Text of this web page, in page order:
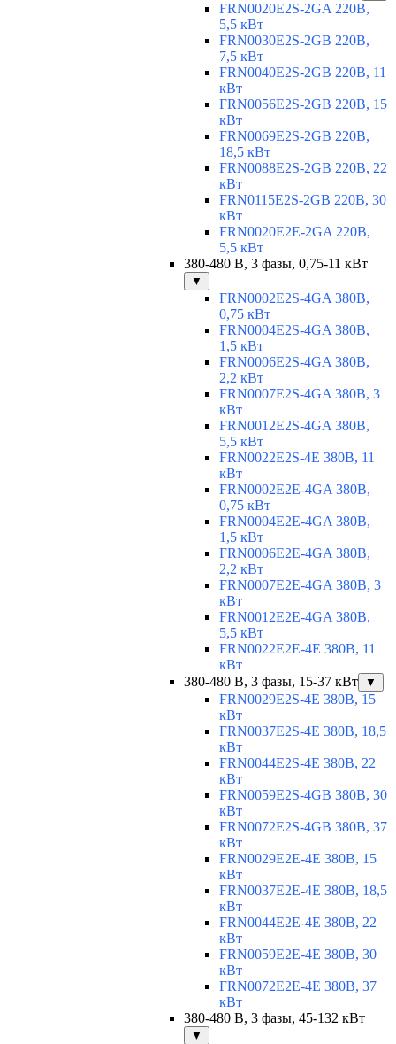
FRN0020E2S-2GA 220В,
5,5 кВт
FRN0030E2S-2GB 220В,
7,5 кВт
FRN0040E2S-2GB 220В, 11
кВт
FRN0056E2S-2GB 220В, 15
кВт
FRN0069E2S-2GB 220В,
18,5 кВт
FRN0088E2S-2GB 220В, 22
кВт
FRN0115E2S-2GB 220В, 30
кВт
FRN0020E2E-2GA 220В,
5,5 кВт
380-480 В, 3 фазы, 0,75-11 кВт
▼
FRN0002E2S-4GA 380В,
0,75 кВт
FRN0004E2S-4GA 380В,
1,5 кВт
FRN0006E2S-4GA 380В,
2,2 кВт
FRN0007E2S-4GA 380В, 3
кВт
FRN0012E2S-4GA 380В,
5,5 кВт
FRN0022E2S-4E 380В, 11
кВт
FRN0002E2E-4GA 380В,
0,75 кВт
FRN0004E2E-4GA 380В,
1,5 кВт
FRN0006E2E-4GA 380В,
2,2 кВт
FRN0007E2E-4GA 380В, 3
кВт
FRN0012E2E-4GA 380В,
5,5 кВт
FRN0022E2E-4E 380В, 11
кВт
380-480 В, 3 фазы, 15-37 кВт
▼
FRN0029E2S-4E 380В, 15
кВт
FRN0037E2S-4E 380В, 18,5
кВт
FRN0044E2S-4E 380В, 22
кВт
FRN0059E2S-4GB 380В, 30
кВт
FRN0072E2S-4GB 380В, 37
кВт
FRN0029E2E-4E 380В, 15
кВт
FRN0037E2E-4E 380В, 18,5
кВт
FRN0044E2E-4E 380В, 22
кВт
FRN0059E2E-4E 380В, 30
кВт
FRN0072E2E-4E 380В, 37
кВт
380-480 В, 3 фазы, 45-132 кВт
▼